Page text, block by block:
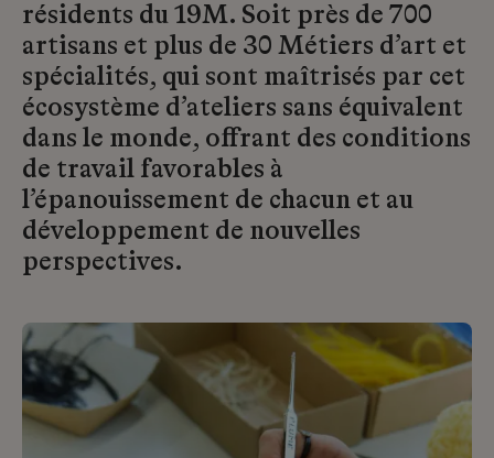
résidents du 19M. Soit près de 700
artisans et plus de 30 Métiers d’art et
spécialités, qui sont maîtrisés par cet
écosystème d’ateliers sans équivalent
dans le monde, offrant des conditions
de travail favorables à
l’épanouissement de chacun et au
développement de nouvelles
perspectives.